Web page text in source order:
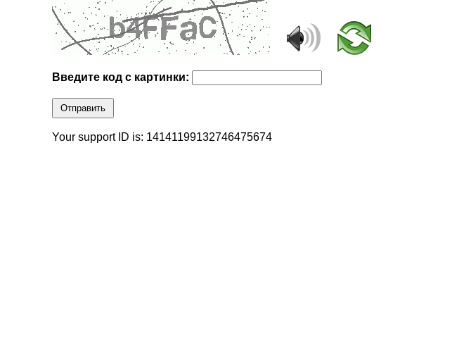
Введите код с картинки:
Отправить
Your support ID is: 14141199132746475674